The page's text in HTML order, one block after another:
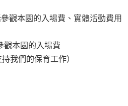
觀本園的入場費、實體活動費用
觀本園的入場費
我們的保育工作）